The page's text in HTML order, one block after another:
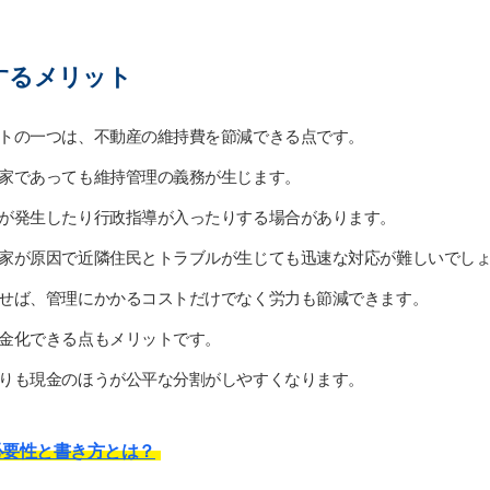
るメリット
の一つは、不動産の維持費を節減できる点です。
であっても維持管理の義務が生じます。
発生したり行政指導が入ったりする場合があります。
が原因で近隣住民とトラブルが生じても迅速な対応が難しいでし
ば、管理にかかるコストだけでなく労力も節減できます。
化できる点もメリットです。
も現金のほうが公平な分割がしやすくなります。
性と書き方とは？